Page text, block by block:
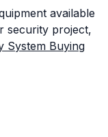
available
security project,
System Buying